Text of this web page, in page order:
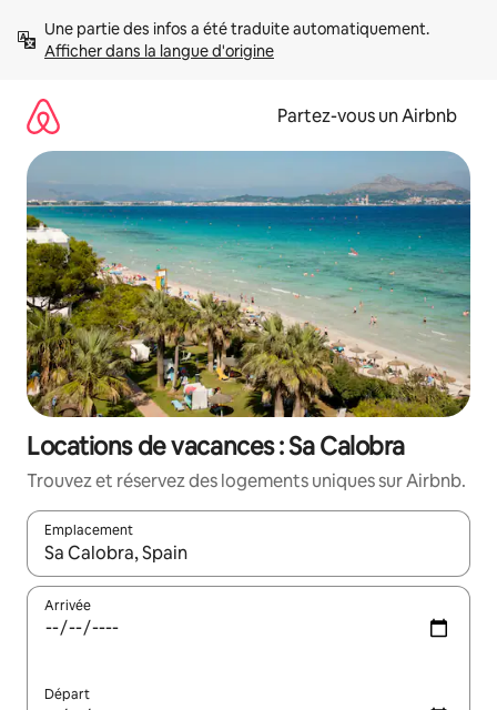
directement
Afficher dans la langue d'origine
Partez-vous un Airbnb
Locations de vacances : Sa Calobra
Trouvez et réservez des logements uniques sur Airbnb.
Emplacement
Quand les résultats sont affichés, parcourez-les en utilisant
Arrivée
Départ